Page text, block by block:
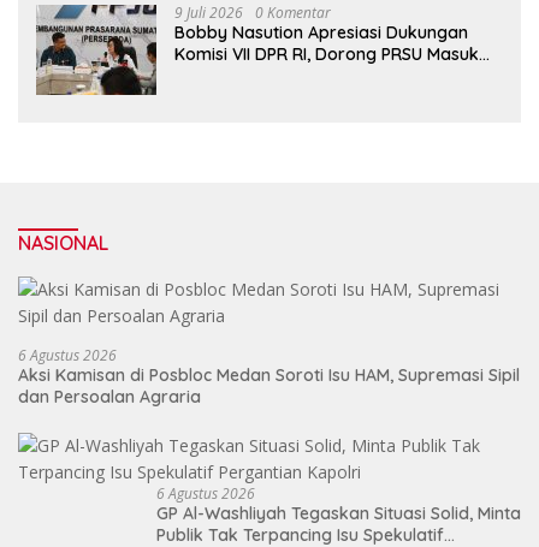
9 Juli 2026 0 Komentar
Bobby Nasution Apresiasi Dukungan
Komisi VII DPR RI, Dorong PRSU Masuk
NASIONAL
6 Agustus 2026
Aksi Kamisan di Posbloc Medan Soroti Isu HAM, Supremasi Sipil
dan Persoalan Agraria
6 Agustus 2026
GP Al-Washliyah Tegaskan Situasi Solid, Minta
Publik Tak Terpancing Isu Spekulatif